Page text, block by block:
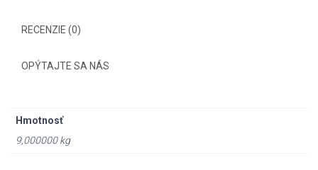
RECENZIE (0)
OPÝTAJTE SA NÁS
Hmotnosť
9,000000 kg